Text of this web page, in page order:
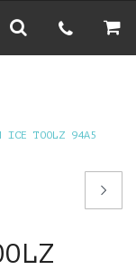
ICE TOOLZ 94A5
Наступний